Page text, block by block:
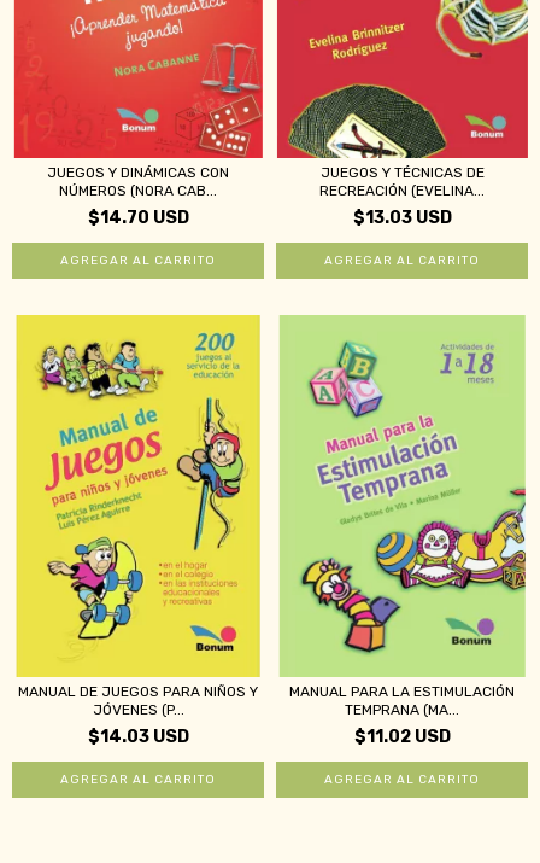
JUEGOS Y DINÁMICAS CON
NÚMEROS (NORA CAB...
$14.70 USD
JUEGOS Y TÉCNICAS DE
RECREACIÓN (EVELINA...
$13.03 USD
MANUAL DE JUEGOS PARA NIÑOS Y
JÓVENES (P...
$14.03 USD
MANUAL PARA LA ESTIMULACIÓN
TEMPRANA (MA...
$11.02 USD